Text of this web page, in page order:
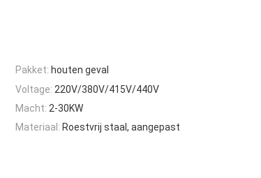
Pakket: houten geval
Voltage: 220V/380V/415V/440V
Macht: 2-30KW
Materiaal: Roestvrij staal, aangepast